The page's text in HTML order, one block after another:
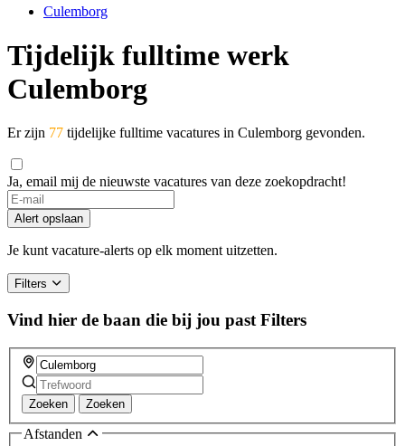
Culemborg
Tijdelijk fulltime werk
Culemborg
Er zijn 77 tijdelijke fulltime vacatures in Culemborg gevonden.
Ja, email mij de nieuwste vacatures van deze zoekopdracht!
Alert opslaan
Je kunt vacature-alerts op elk moment uitzetten.
Filters
Vind hier de baan die bij jou past Filters
Zoeken Zoeken
Afstanden